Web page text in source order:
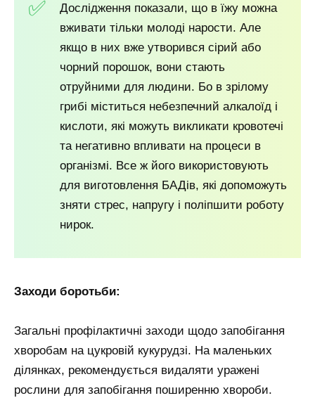
Дослідження показали, що в їжу можна
вживати тільки молоді нарости. Але
якщо в них вже утворився сірий або
чорний порошок, вони стають
отруйними для людини. Бо в зрілому
грибі міститься небезпечний алкалоїд і
кислоти, які можуть викликати кровотечі
та негативно впливати на процеси в
організмі. Все ж його використовують
для виготовлення БАДів, які допоможуть
зняти стрес, напругу і поліпшити роботу
нирок.
Заходи боротьби:
Загальні профілактичні заходи щодо запобігання
хворобам на цукровій кукурудзі. На маленьких
ділянках, рекомендується видаляти уражені
рослини для запобігання поширенню хвороби.